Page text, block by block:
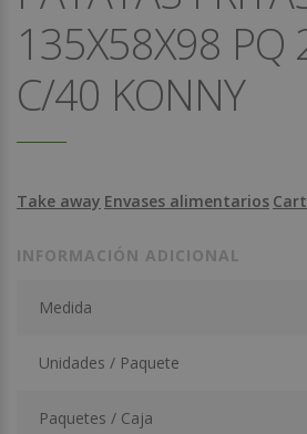
135X58X98 PQ
C/40 KONNY
Take away Envases alimentarios
INFORMACIÓN ADICIONAL
Medida
Unidades / Paquete
Paquetes / Caja